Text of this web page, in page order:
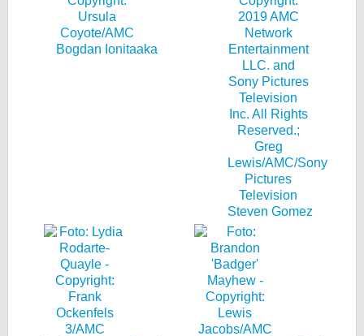
Bogdan Ionitaaka
Steven Gomez